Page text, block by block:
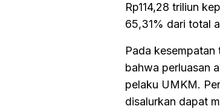
Rp114,28 triliun
65,31% dari total
Pada
bahwa perluasan
pelaku UMKM.
disalurkan dapat